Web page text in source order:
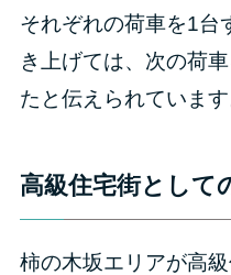
それぞれの荷車を1台
き上げては、次の荷
たと伝えられています
高級住宅街として
柿の木坂エリアが高